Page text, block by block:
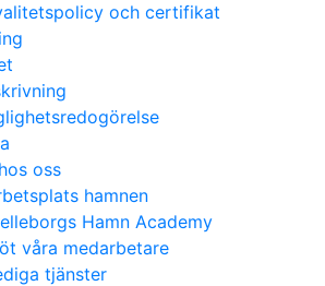
och certifikat
oss
hamnen
Hamn Academy
våra medarbetare
tjänster